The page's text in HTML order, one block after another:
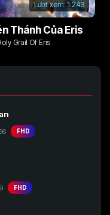
Lượt xem: 1.243
Thánh Của Eris
Grail Of Eris
FHD
FHD